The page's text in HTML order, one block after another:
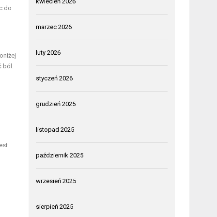
do
ból.
marzec 2026
luty 2026
styczeń 2026
grudzień 2025
listopad 2025
październik 2025
wrzesień 2025
sierpień 2025